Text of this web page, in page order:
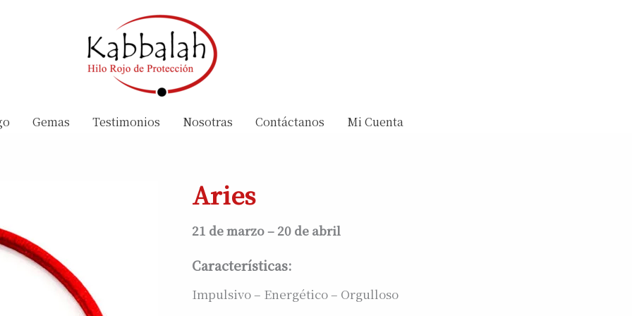
Gemas Testimonios Nosotras Contáctanos Mi Cuenta
Aries
21 de marzo – 20 de abril
Características:
Impulsivo – Energético – Orgulloso